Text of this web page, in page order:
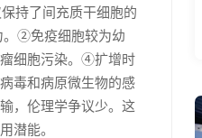
持了间充质干细胞的
。②免疫细胞较为幼
细胞污染。④扩增时
毒和病原微生物的感
，伦理学争议少。这
潜能。